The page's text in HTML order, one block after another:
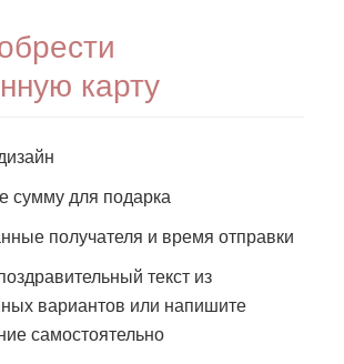
карту
сумму для подарка
получателя и время отправки
текст из
вариантов или напишите
самостоятельно